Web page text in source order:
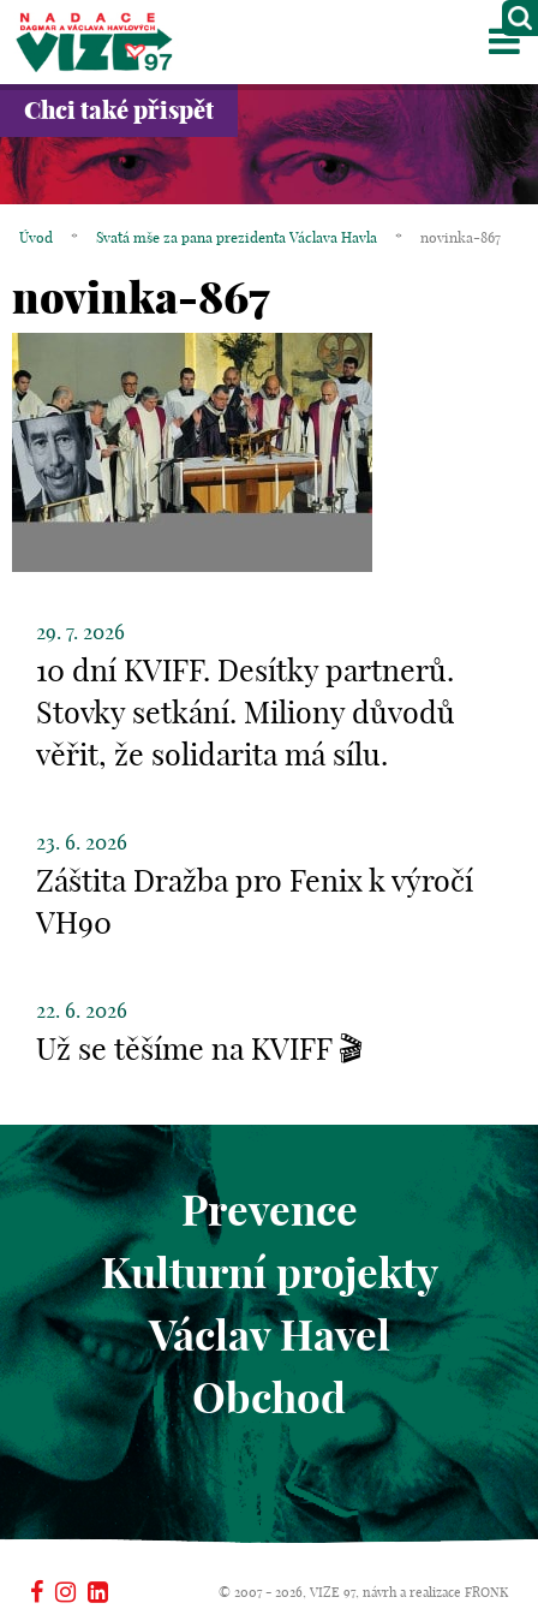
O NÁS
PROJEKTY
GALERIE
KONTAKTY
OBCHOD
KOŠÍK
EN
Chci také přispět
Úvod * Svatá mše za pana prezidenta Václava Havla * novinka-867
novinka-867
29. 7. 2026
10 dní KVIFF. Desítky partnerů.
Stovky setkání. Miliony důvodů
věřit, že solidarita má sílu.
23. 6. 2026
Záštita Dražba pro Fenix k výročí
VH90
22. 6. 2026
Už se těšíme na KVIFF 🎬
Prevence
Kulturní projekty
Václav Havel
Obchod
© 2007 - 2026, VIZE 97, návrh a realizace FRONK